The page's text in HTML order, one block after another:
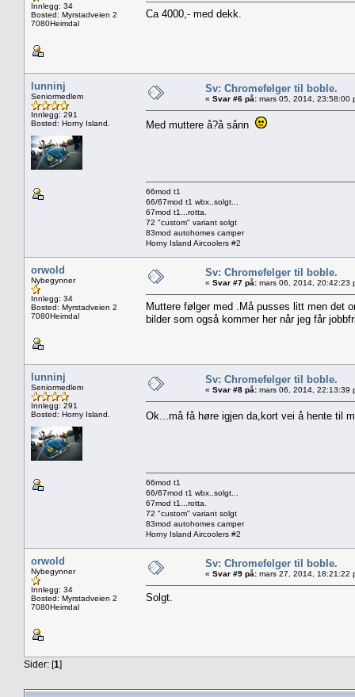
Innlegg: 34
Bosted: Myrstadveien 2
7080Heimdal
Ca 4000,- med dekk.
lunninj
Seniormedlem
Innlegg: 291
Bosted: Horny Island.
Sv: Chromefelger til boble.
« Svar #6 på: mars 05, 2014, 23:58:00
Med muttere å?å sånn
66mod t1
66/67mod t1 wbx..solgt...
67mod t1...rotta.
72 "custom" variant solgt
83mod autohomes camper
Horny Island Aircoolers #2
orwold
Nybegynner
Innlegg: 34
Bosted: Myrstadveien 2
7080Heimdal
Sv: Chromefelger til boble.
« Svar #7 på: mars 06, 2014, 20:42:23
Muttere følger med .Må pusses litt men det
bilder som også kommer her når jeg får
lunninj
Seniormedlem
Innlegg: 291
Bosted: Horny Island.
Sv: Chromefelger til boble.
« Svar #8 på: mars 06, 2014, 22:13:39
Ok...må få høre igjen da,kort vei å hente til
66mod t1
66/67mod t1 wbx..solgt...
67mod t1...rotta.
72 "custom" variant solgt
83mod autohomes camper
Horny Island Aircoolers #2
orwold
Nybegynner
Innlegg: 34
Bosted: Myrstadveien 2
7080Heimdal
Sv: Chromefelger til boble.
« Svar #9 på: mars 27, 2014, 18:21:22
Solgt.
Sider: [1]